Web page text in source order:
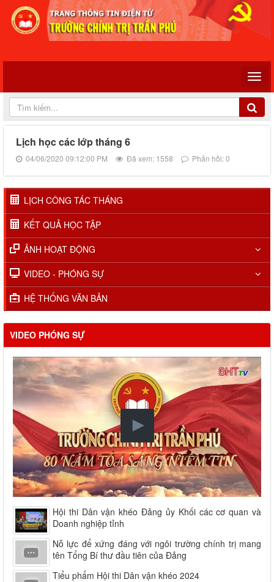
Lịch học các lớp tháng 6
04/06/2020 09:12:00 PM Đã xem: 1558 Phản hồi: 0
LỊCH CÔNG TÁC THÁNG
KẾT QUẢ HỌC TẬP
ẢNH HOẠT ĐỘNG
VIDEO - PHÓNG SỰ
HỆ THỐNG VĂN BẢN
VIDEO PHÓNG SỰ
Hội thi Dân vận khéo Đảng ủy Khối các cơ quan và
Doanh nghiệp tỉnh
Nỗ lực để xứng đáng với ngôi trường chính trị mang
tên Tổng Bí thư đầu tiên của Đảng
Tiểu phẩm Hội thi Dân vận khéo 2024